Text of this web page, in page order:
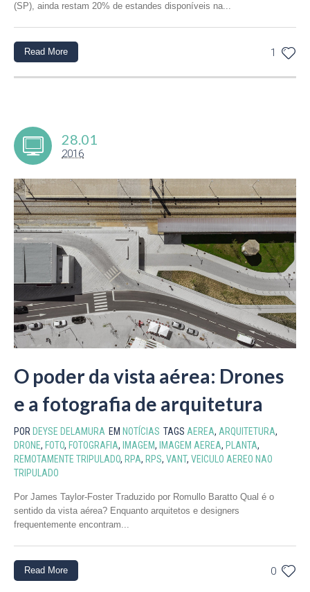
(SP), ainda restam 20% de estandes disponíveis na...
1
Read More
28.01
2016
O poder da vista aérea: Drones
e a fotografia de arquitetura
POR DEYSE DELAMURA EM NOTÍCIAS TAGS AEREA, ARQUITETURA,
DRONE, FOTO, FOTOGRAFIA, IMAGEM, IMAGEM AEREA, PLANTA,
REMOTAMENTE TRIPULADO, RPA, RPS, VANT, VEICULO AEREO NAO
TRIPULADO
Por James Taylor-Foster Traduzido por Romullo Baratto Qual é o
sentido da vista aérea? Enquanto arquitetos e designers
frequentemente encontram...
0
Read More